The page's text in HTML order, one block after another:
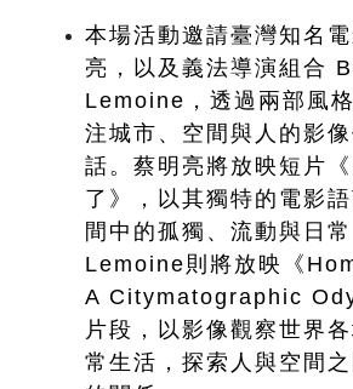
本場活動邀請臺灣知名
亮，以及義法導演組合
Lemoine，透過兩部風
注城市、空間與人的影
話。蔡明亮將放映短片
了》，以其獨特的電影
間中的孤獨、流動與日
Lemoine則將放映《
A Citymatographic
片段，以影像觀察世界
常生活，探索人與空間